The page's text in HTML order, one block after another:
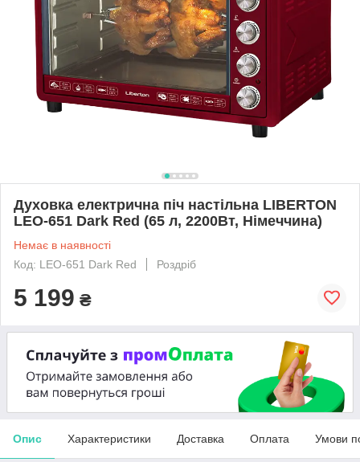
Духовка електрична піч настільна LIBERTON
LEO-651 Dark Red (65 л, 2200Вт, Німеччина)
Немає в наявності
Код: LEO-651 Dark Red
Роздріб
5 199 ₴
Опис Характеристики Доставка Оплата Умови